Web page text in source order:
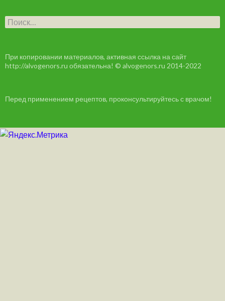
Н
а
и
:
При копировании материалов, активная ссылка на сайт
http://alvogenors.ru обязательна! © alvogenors.ru 2014-2022
Перед применением рецептов, проконсультируйтесь с врачом!